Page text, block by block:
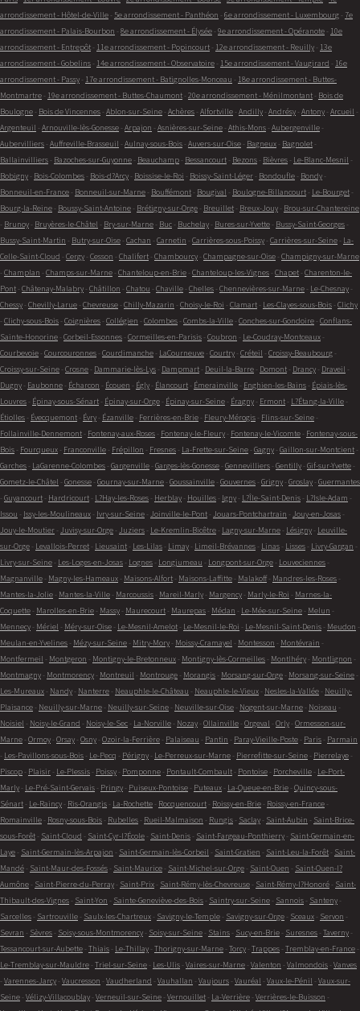
arrondissement - Hôtel-de-Ville - 5e arrondissement - Panthéon - 6e arrondissement - Luxembourg - 7e
arrondissement - Palais-Bourbon - 8e arrondissement - Élysée - 9e arrondissement - Opéranote - 10e
arrondissement - Entrepôt - 11e arrondissement - Popincourt - 12e arrondissement - Reuilly - 13e
arrondissement - Gobelins - 14e arrondissement - Observatoire - 15e arrondissement - Vaugirard - 16e
arrondissement - Passy - 17e arrondissement - Batignolles-Monceau - 18e arrondissement - Buttes-
Montmartre - 19e arrondissement - Buttes-Chaumont - 20e arrondissement - Ménilmontant - Bois de
Boulogne - Bois de Vincennes - Ablon-sur-Seine - Achères - Alfortville - Andilly - Andrésy - Antony - Arcueil -
Argenteuil - Arnouville-lès-Gonesse - Arpajon - Asnières-sur-Seine - Athis-Mons - Aubergenville -
Aubervilliers - Auffreville-Brasseuil - Aulnay-sous-Bois - Auvers-sur-Oise - Bagneux - Bagnolet -
Ballainvilliers - Bazoches-sur-Guyonne - Beauchamp - Bessancourt - Bezons - Bièvres - Le-Blanc-Mesnil -
Bobigny - Bois-Colombes - Bois-d?Arcy - Boissise-le-Roi - Boissy-Saint-Léger - Bondoufle - Bondy -
Bonneuil-en-France - Bonneuil-sur-Marne - Bouffémont - Bougival - Boulogne-Billancourt - Le-Bourget -
Bourg-la-Reine - Boussy-Saint-Antoine - Brétigny-sur-Orge - Breuillet - Breux-Jouy - Brou-sur-Chantereine
- Brunoy - Bruyères-le-Châtel - Bry-sur-Marne - Buc - Buchelay - Bures-sur-Yvette - Bussy-Saint-Georges -
Bussy-Saint-Martin - Butry-sur-Oise - Cachan - Carnetin - Carrières-sous-Poissy - Carrières-sur-Seine - La-
Celle-Saint-Cloud - Cergy - Cesson - Chalifert - Chambourcy - Champagne-sur-Oise - Champigny-sur-Marne
- Champlan - Champs-sur-Marne - Chanteloup-en-Brie - Chanteloup-les-Vignes - Chapet - Charenton-le-
Pont - Châtenay-Malabry - Châtillon - Chatou - Chaville - Chelles - Chennevières-sur-Marne - Le-Chesnay -
Chessy - Chevilly-Larue - Chevreuse - Chilly-Mazarin - Choisy-le-Roi - Clamart - Les-Clayes-sous-Bois - Clichy
- Clichy-sous-Bois - Coignières - Collégien - Colombes - Combs-la-Ville - Conches-sur-Gondoire - Conflans-
Sainte-Honorine - Corbeil-Essonnes - Cormeilles-en-Parisis - Coubron - Le-Coudray-Montceaux -
Courbevoie - Courcouronnes - Courdimanche - LaCourneuve - Courtry - Créteil - Croissy-Beaubourg -
Croissy-sur-Seine - Crosne - Dammarie-lès-Lys - Dampmart - Deuil-la-Barre - Domont - Drancy - Draveil -
Dugny - Eaubonne - Écharcon - Écouen - Égly - Élancourt - Émerainville - Enghien-les-Bains - Épiais-lès-
Louvres - Épinay-sous-Sénart - Épinay-sur-Orge - Épinay-sur-Seine - Éragny - Ermont - L?Étang-la-Ville -
Étiolles - Évecquemont - Évry - Ézanville - Ferrières-en-Brie - Fleury-Mérogis - Flins-sur-Seine -
Follainville-Dennemont - Fontenay-aux-Roses - Fontenay-le-Fleury - Fontenay-le-Vicomte - Fontenay-sous-
Bois - Fourqueux - Franconville - Frépillon - Fresnes - La-Frette-sur-Seine - Gagny - Gaillon-sur-Montcient -
Garches - LaGarenne-Colombes - Gargenville - Garges-lès-Gonesse - Gennevilliers - Gentilly - Gif-sur-Yvette -
Gometz-le-Châtel - Gonesse - Gournay-sur-Marne - Goussainville - Gouvernes - Grigny - Groslay - Guermantes
- Guyancourt - Hardricourt - L?Hay-les-Roses - Herblay - Houilles - Igny - L?Île-Saint-Denis - L?Isle-Adam -
Issou - Issy-les-Moulineaux - Ivry-sur-Seine - Joinville-le-Pont - Jouars-Pontchartrain - Jouy-en-Josas -
Jouy-le-Moutier - Juvisy-sur-Orge - Juziers - Le-Kremlin-Bicêtre - Lagny-sur-Marne - Lésigny - Leuville-
sur-Orge - Levallois-Perret - Lieusaint - Les-Lilas - Limay - Limeil-Brévannes - Linas - Lisses - Livry-Gargan -
Livry-sur-Seine - Les-Loges-en-Josas - Lognes - Longjumeau - Longpont-sur-Orge - Louveciennes -
Magnanville - Magny-les-Hameaux - Maisons-Alfort - Maisons-Laffitte - Malakoff - Mandres-les-Roses -
Mantes-la-Jolie - Mantes-la-Ville - Marcoussis - Mareil-Marly - Margency - Marly-le-Roi - Marnes-la-
Coquette - Marolles-en-Brie - Massy - Maurecourt - Maurepas - Médan - Le-Mée-sur-Seine - Melun -
Mennecy - Mériel - Méry-sur-Oise - Le-Mesnil-Amelot - Le-Mesnil-le-Roi - Le-Mesnil-Saint-Denis - Meudon -
Meulan-en-Yvelines - Mézy-sur-Seine - Mitry-Mory - Moissy-Cramayel - Montesson - Montévrain -
Montfermeil - Montgeron - Montigny-le-Bretonneux - Montigny-lès-Cormeilles - Montlhéry - Montlignon -
Montmagny - Montmorency - Montreuil - Montrouge - Morangis - Morsang-sur-Orge - Morsang-sur-Seine -
Les-Mureaux - Nandy - Nanterre - Neauphle-le-Château - Neauphle-le-Vieux - Nesles-la-Vallée - Neuilly-
Plaisance - Neuilly-sur-Marne - Neuilly-sur-Seine - Neuville-sur-Oise - Nogent-sur-Marne - Noiseau -
Noisiel - Noisy-le-Grand - Noisy-le-Sec - La-Norville - Nozay - Ollainville - Orgeval - Orly - Ormesson-sur-
Marne - Ormoy - Orsay - Osny - Ozoir-la-Ferrière - Palaiseau - Pantin - Paray-Vieille-Poste - Paris - Parmain
- Les-Pavillons-sous-Bois - Le-Pecq - Périgny - Le-Perreux-sur-Marne - Pierrefitte-sur-Seine - Pierrelaye -
Piscop - Plaisir - Le-Plessis - Poissy - Pomponne - Pontault-Combault - Pontoise - Porcheville - Le-Port-
Marly - Le-Pré-Saint-Gervais - Pringy - Puiseux-Pontoise - Puteaux - La-Queue-en-Brie - Quincy-sous-
Sénart - Le-Raincy - Ris-Orangis - La-Rochette - Rocquencourt - Roissy-en-Brie - Roissy-en-France -
Romainville - Rosny-sous-Bois - Rubelles - Rueil-Malmaison - Rungis - Saclay - Saint-Aubin - Saint-Brice-
sous-Forêt - Saint-Cloud - Saint-Cyr-l?École - Saint-Denis - Saint-Fargeau-Ponthierry - Saint-Germain-en-
Laye - Saint-Germain-lès-Arpajon - Saint-Germain-lès-Corbeil - Saint-Gratien - Saint-Leu-la-Forêt - Saint-
Mandé - Saint-Maur-des-Fossés - Saint-Maurice - Saint-Michel-sur-Orge - Saint-Ouen - Saint-Ouen-l?
Aumône - Saint-Pierre-du-Perray - Saint-Prix - Saint-Rémy-lès-Chevreuse - Saint-Rémy-l?Honoré - Saint-
Thibault-des-Vignes - Saint-Yon - Sainte-Geneviève-des-Bois - Saintry-sur-Seine - Sannois - Santeny -
Sarcelles - Sartrouville - Saulx-les-Chartreux - Savigny-le-Temple - Savigny-sur-Orge - Sceaux - Servon -
Sevran - Sèvres - Soisy-sous-Montmorency - Soisy-sur-Seine - Stains - Sucy-en-Brie - Suresnes - Taverny -
Tessancourt-sur-Aubette - Thiais - Le-Thillay - Thorigny-sur-Marne - Torcy - Trappes - Tremblay-en-France -
Le-Tremblay-sur-Mauldre - Triel-sur-Seine - Les-Ulis - Vaires-sur-Marne - Valenton - Valmondois - Vanves
- Varennes-Jarcy - Vaucresson - Vaudherland - Vauhallan - Vaujours - Vauréal - Vaux-le-Pénil - Vaux-sur-
Seine - Vélizy-Villacoublay - Verneuil-sur-Seine - Vernouillet - La-Verrière - Verrières-le-Buisson -